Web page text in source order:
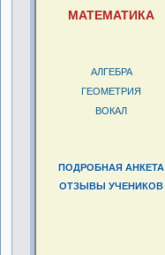
МАТЕМАТИКА
АЛГЕБРА
ГЕОМЕТРИЯ
ВОКАЛ
ПОДРОБНАЯ АНКЕТА
ОТЗЫВЫ УЧЕНИКОВ